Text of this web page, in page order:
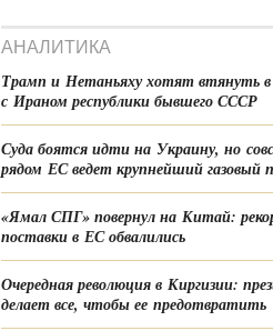
АНАЛИТИКА
Трамп и Нетаньяху хотят втянуть в
с Ираном республики бывшего СССР
Суда боятся идти на Украину, но
рядом ЕС ведет крупнейший газовый
«Ямал СПГ» повернул на Китай:
поставки в ЕС обвалились
Очередная революция в Киргизии:
делает все, чтобы ее предотвратить